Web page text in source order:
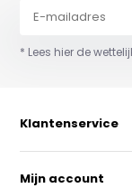
* Lees hier de
Klantenservice
Mijn account